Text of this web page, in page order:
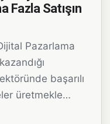
Fazla Satışın
Pazarlama
başarılı
üretmekle…